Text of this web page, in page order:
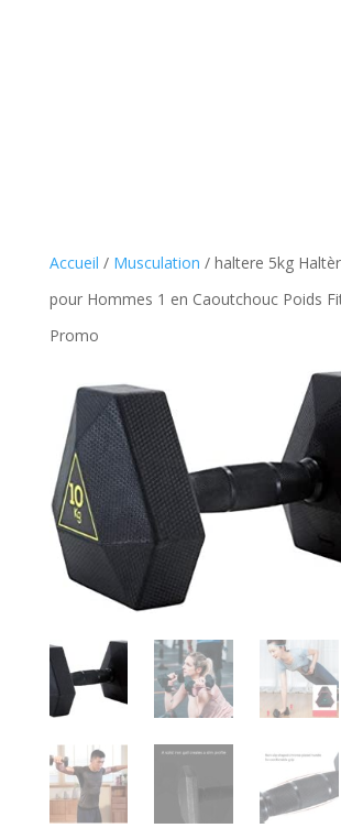
Accueil / Musculation / haltere 5kg
pour Hommes 1 en Caoutchouc Poids
Promo